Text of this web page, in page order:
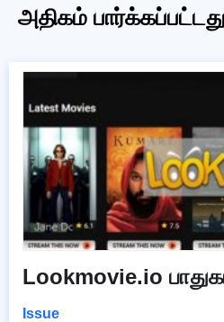
அதிகம் பார்க்கப்பட்டது
Lookmovie.io
Issue